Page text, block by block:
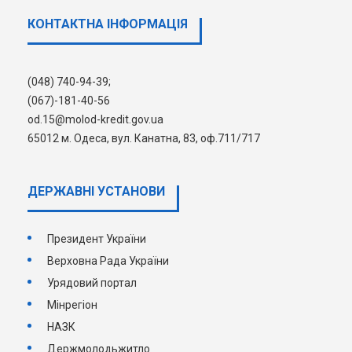
Подати заяву про надання кредиту та
документи.
КОНТАКТНА ІНФОРМАЦІЯ
(048) 740-94-39;
(067)-181-40-56
od.15@molod-kredit.gov.ua
65012 м. Одеса, вул. Канатна, 83, оф.711/717
ДЕРЖАВНI УСТАНОВИ
Президент України
Верховна Рада України
Урядовий портал
Мінрегіон
НАЗК
Держмолодьжитло